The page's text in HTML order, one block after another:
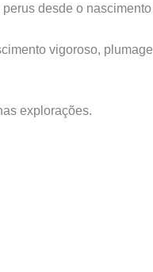
desde o
vigoroso,
explorações.